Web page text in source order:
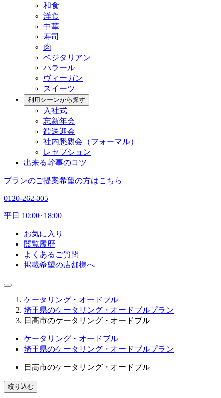
和食
洋食
中華
寿司
肉
ベジタリアン
ハラール
ヴィーガン
スイーツ
利用シーンから探す
入社式
忘新年会
歓送迎会
社内懇親会（フォーマル）
レセプション
出来る幹事のコツ
プランのご提案希望の方はこちら
0120-262-005
平日 10:00~18:00
お気に入り
閲覧履歴
よくあるご質問
掲載希望の店舗様へ
ケータリング・オードブル
埼玉県のケータリング・オードブルプラン
日高市のケータリング・オードブル
ケータリング・オードブル
埼玉県のケータリング・オードブルプラン
日高市のケータリング・オードブル
絞り込む